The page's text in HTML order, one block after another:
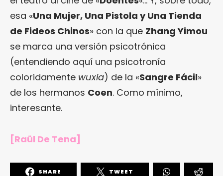
esa «Una Mujer, Una Pistola y Una Tienda
de Fideos Chinos» con la que Zhang Yimou
se marca una versión psicotrónica
(entendiendo aquí una psicotronía
coloridamente wuxia) de la «Sangre Fácil»
de los hermanos Coen. Como mínimo,
interesante.
[Raül De Tena]
SHARE TWEET